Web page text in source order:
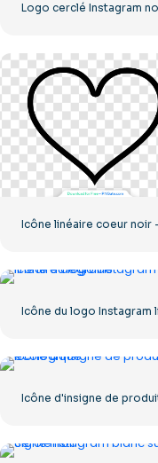
Logo cerclé Instagram
Icône linéaire coeur noir